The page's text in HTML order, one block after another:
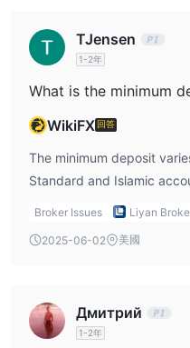
TJensen
1-2年
WikiFX 回答
The minimum deposit
Standard and Islamic
$2,500 for VIP accounts,
require a substantial initial
Broker Issues Liyan
2025-06-02 美國
Дмитрий
1-2年